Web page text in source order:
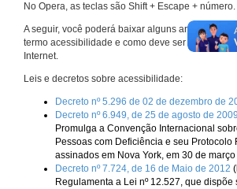
No Opera, as teclas são Shift + Escape + número.
A seguir, você poderá baixar alguns arquivos
termo acessibilidade e como deve ser
Internet.
Leis e decretos sobre acessibilidade:
Decreto nº 5.296 de 02 de dezembro de
Decreto nº 6.949, de 25 de agosto de 2009
Promulga a Convenção Internacional
Pessoas com Deficiência e seu Protocolo
assinados em Nova York, em 30 de
Decreto nº 7.724, de 16 de Maio de 2012
Regulamenta a Lei nº 12.527, que dispõe